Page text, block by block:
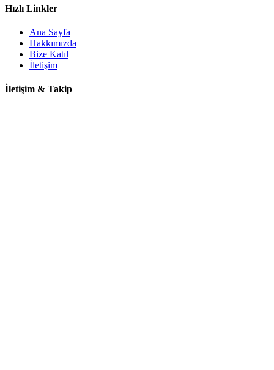
Hızlı Linkler
Ana Sayfa
Hakkımızda
Bize Katıl
İletişim
İletişim & Takip